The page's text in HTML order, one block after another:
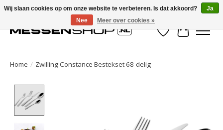
Verlanglijst
Home / Zwilling Constance Bestekset 68-delig
Wij slaan cookies op om onze website te verbeteren. Is dat akkoord?
Ja
Nee
Meer over cookies »